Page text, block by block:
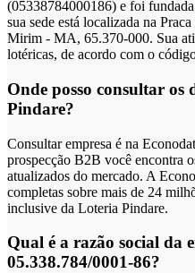
(05338784000186) e foi
sua sede está localizada na
Mirim - MA, 65.370-000. Sua
lotéricas, de acordo com o
Onde posso consultar os
Pindare?
Consultar empresa é na
prospecção B2B você encontra
atualizados do mercado. A
completas sobre mais de 24
inclusive da Loteria Pindare.
Qual é a razão social da
05.338.784/0001-86?